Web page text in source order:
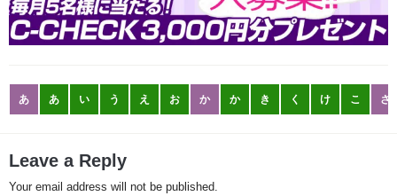
あ あ い う え お か か き く け こ さ
Leave a Reply
Your email address will not be published.